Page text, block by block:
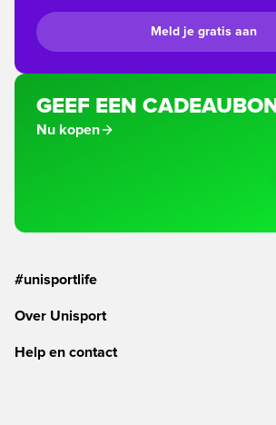
Meld je gratis aan
GEEF EEN CADEAUBON
Nu kopen
#unisportlife
Over Unisport
Help en contact